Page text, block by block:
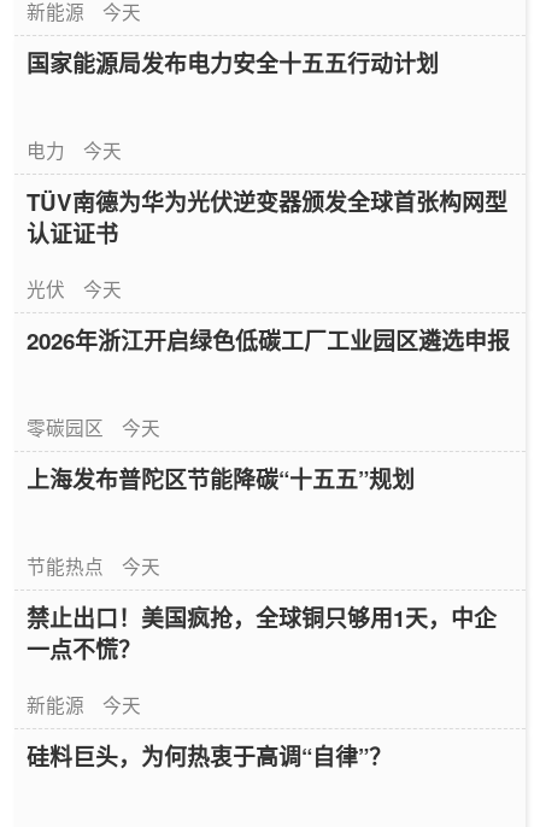
新能源 今天
国家能源局发布电力安全十五五行动计划
电力 今天
TÜV南德为华为光伏逆变器颁发全球首张构网型
认证证书
光伏 今天
2026年浙江开启绿色低碳工厂工业园区遴选申报
零碳园区 今天
上海发布普陀区节能降碳“十五五”规划
节能热点 今天
禁止出口！美国疯抢，全球铜只够用1天，中企
一点不慌？
新能源 今天
硅料巨头，为何热衷于高调“自律”？